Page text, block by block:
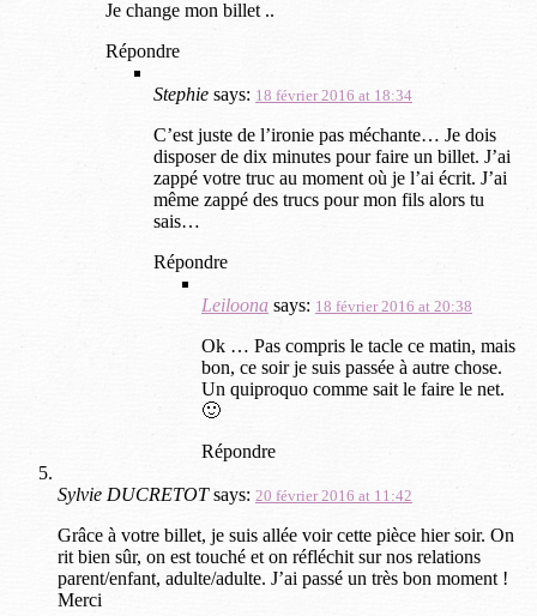
Je change mon billet ..
Répondre
Stephie says: 18 février 2016 at 18:34
C’est juste de l’ironie pas méchante… Je dois
disposer de dix minutes pour faire un billet. J’ai
zappé votre truc au moment où je l’ai écrit. J’ai
même zappé des trucs pour mon fils alors tu
sais…
Répondre
Leiloona says: 18 février 2016 at 20:38
Ok … Pas compris le tacle ce matin, mais
bon, ce soir je suis passée à autre chose.
Un quiproquo comme sait le faire le net.
🙂
Répondre
Sylvie DUCRETOT says: 20 février 2016 at 11:42
Grâce à votre billet, je suis allée voir cette pièce hier soir. On
rit bien sûr, on est touché et on réfléchit sur nos relations
parent/enfant, adulte/adulte. J’ai passé un très bon moment !
Merci